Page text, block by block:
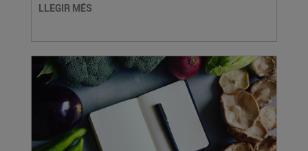
LLEGIR MÉS